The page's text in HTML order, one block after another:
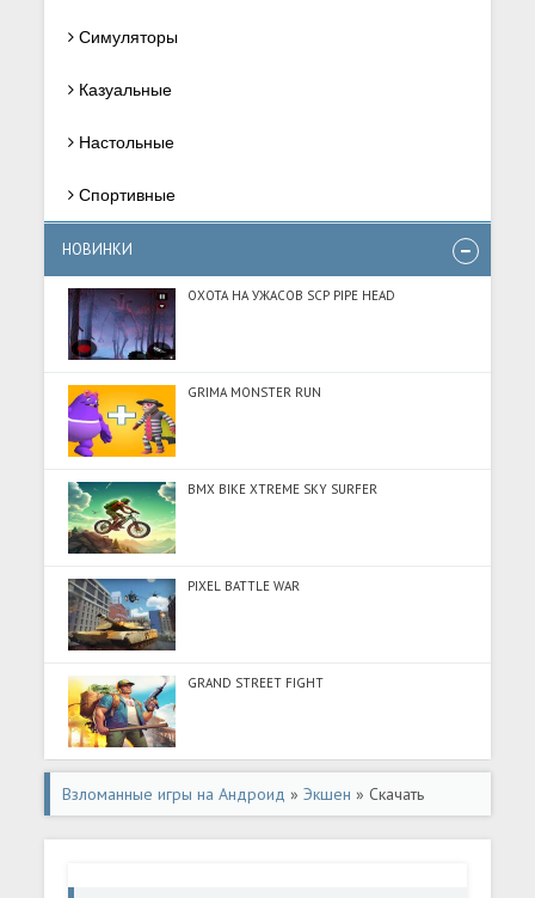
Симуляторы
Казуальные
Настольные
Спортивные
НОВИНКИ
ОХОТА НА УЖАСОВ SCP PIPE HEAD
GRIMA MONSTER RUN
BMX BIKE XTREME SKY SURFER
PIXEL BATTLE WAR
GRAND STREET FIGHT
Взломанные игры на Андроид »Экшен » Скачать
WarUniverse: Космос Онлайн (Разблокировано все) на